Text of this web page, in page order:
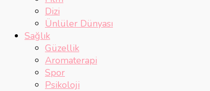
Dizi
Ünlüler Dünyası
Sağlık
Güzellik
Aromaterapi
Spor
Psikoloji